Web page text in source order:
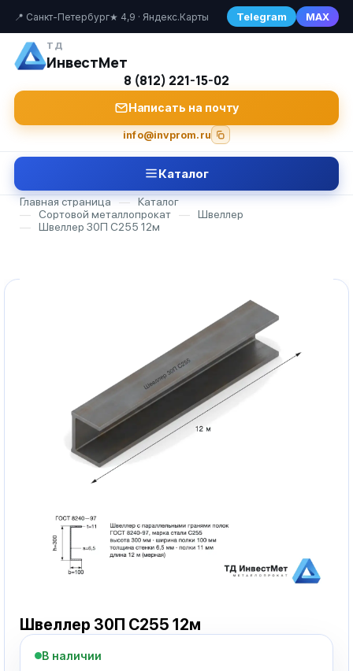
📍 Санкт-Петербург★ 4,9 · Яндекс.Карты Telegram MAX
ТД
ИнвестМет
8 (812) 221-15-02
Написать на почту
info@invprom.ru
Каталог
Главная страница —
Каталог
—
Сортовой металлопрокат —
Швеллер
—
Швеллер 30П С255 12м
Швеллер 30П С255 12м
В наличии